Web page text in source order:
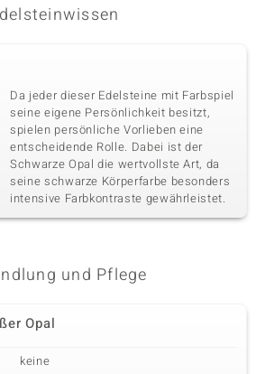
Da jeder dieser Edelsteine mit Farbspiel
seine eigene Persönlichkeit besitzt,
spielen persönliche Vorlieben eine
entscheidende Rolle. Dabei ist der
Schwarze Opal die wertvollste Art, da
seine schwarze Körperfarbe besonders
intensive Farbkontraste gewährleistet.
und Pflege
Opal
keine